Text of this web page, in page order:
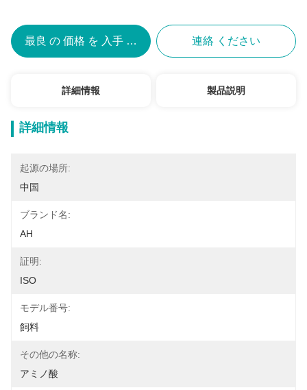
最良 の 価格 を 入手 する 連絡 ください
詳細情報 製品説明
詳細情報
起源の場所:
中国
ブランド名:
AH
証明:
ISO
モデル番号:
飼料
その他の名称:
アミノ酸